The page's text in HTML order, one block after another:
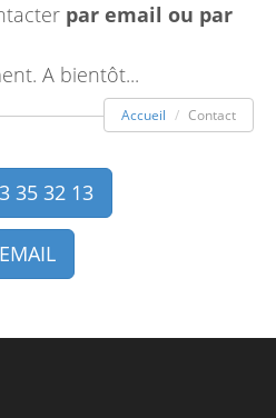
par email ou par
A bientôt...
Accueil Contact
35 32 13
EMAIL